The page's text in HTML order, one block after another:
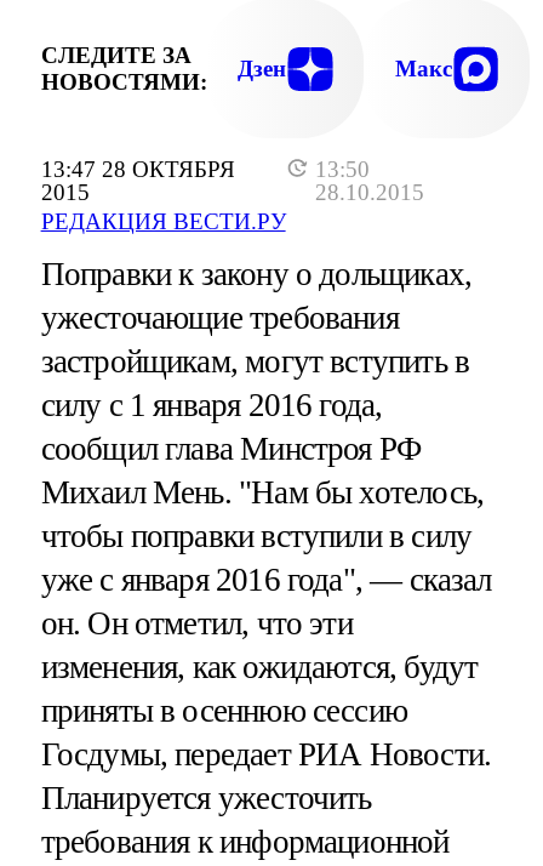
13:47 28 ОКТЯБРЯ
2015
13:50
28.10.2015
РЕДАКЦИЯ ВЕСТИ.РУ
СЛЕДИТЕ ЗА
НОВОСТЯМИ:
Дзен Макс
Поправки к закону о дольщиках,
ужесточающие требования
застройщикам, могут вступить в
силу с 1 января 2016 года,
сообщил глава Минстроя РФ
Михаил Мень. "Нам бы хотелось,
чтобы поправки вступили в силу
уже с января 2016 года", — сказал
он. Он отметил, что эти
изменения, как ожидаются, будут
приняты в осеннюю сессию
Госдумы, передает РИА Новости.
Планируется ужесточить
требования к информационной